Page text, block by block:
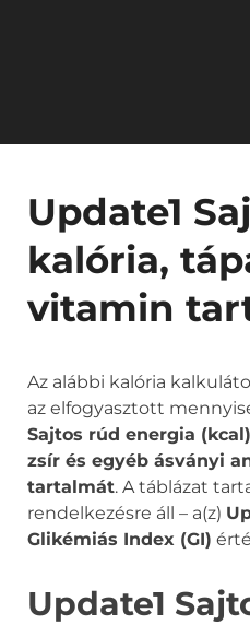
Update1
kalória,
vitamin
Az alábbi kalória
az elfogyasztott
Sajtos rúd energia
zsír és egyéb ásványi
tartalmát. A táblázat
rendelkezésre áll – a(z)
Glikémiás Index (GI)
Update1